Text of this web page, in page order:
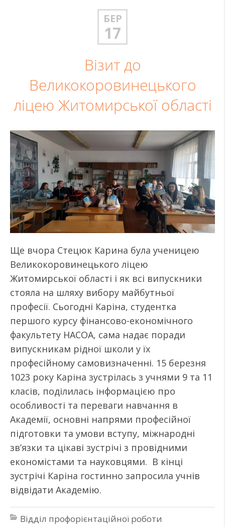
БЕР
17
Візит до
Великокоровинецького
ліцею Житомирської області
Ще вчора Стецюк Карина була ученицею
Великокоровинецького ліцею
Житомирської області і як всі випускники
стояла на шляху вибору майбутньої
професії. Сьогодні Каріна, студентка
першого курсу фінансово-економічного
факультету НАСОА, сама надає поради
випускникам рідної школи у їх
професійному самовизначенні. 15 березня
1023 року Каріна зустрілась з учнями 9 та 11
класів, поділилась інформацією про
особливості та переваги навчання в
Академії, основні напрями професійної
підготовки та умови вступу, міжнародні
зв’язки та цікаві зустрічі з провідними
економістами та науковцями. В кінці
зустрічі Каріна гостинно запросила учнів
відвідати Академію.
Відділ профорієнтаційної роботи